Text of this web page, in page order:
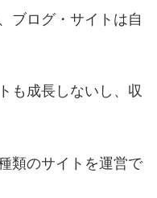
ブログ・サイトは自
も成長しないし、収
類のサイトを運営で